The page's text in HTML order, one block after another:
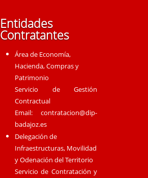
Entidades
Contratantes
Área de Economía,
Hacienda, Compras y
Patrimonio
Servicio de Gestión
Contractual
Email:contratacion@dip-
badajoz.es
Delegación de
Infraestructuras, Movilidad
y Odenación del Territorio
Servicio de Contratación y